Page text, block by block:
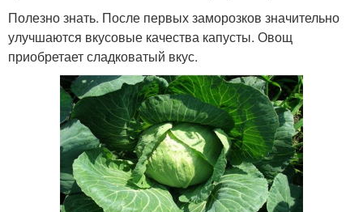
Полезно знать. После первых заморозков значительно
улучшаются вкусовые качества капусты. Овощ
приобретает сладковатый вкус.